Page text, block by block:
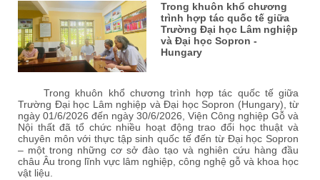
Trong khuôn khổ chương
trình hợp tác quốc tế giữa
Trường Đại học Lâm nghiệp
và Đại học Sopron -
Hungary
Trong khuôn khổ chương trình hợp tác quốc tế giữa
Trường Đại học Lâm nghiệp và Đại học Sopron (Hungary), từ
ngày 01/6/2026 đến ngày 30/6/2026, Viện Công nghiệp Gỗ và
Nội thất đã tổ chức nhiều hoạt động trao đổi học thuật và
chuyên môn với thực tập sinh quốc tế đến từ Đại học Sopron
– một trong những cơ sở đào tạo và nghiên cứu hàng đầu
châu Âu trong lĩnh vực lâm nghiệp, công nghệ gỗ và khoa học
vật liệu.